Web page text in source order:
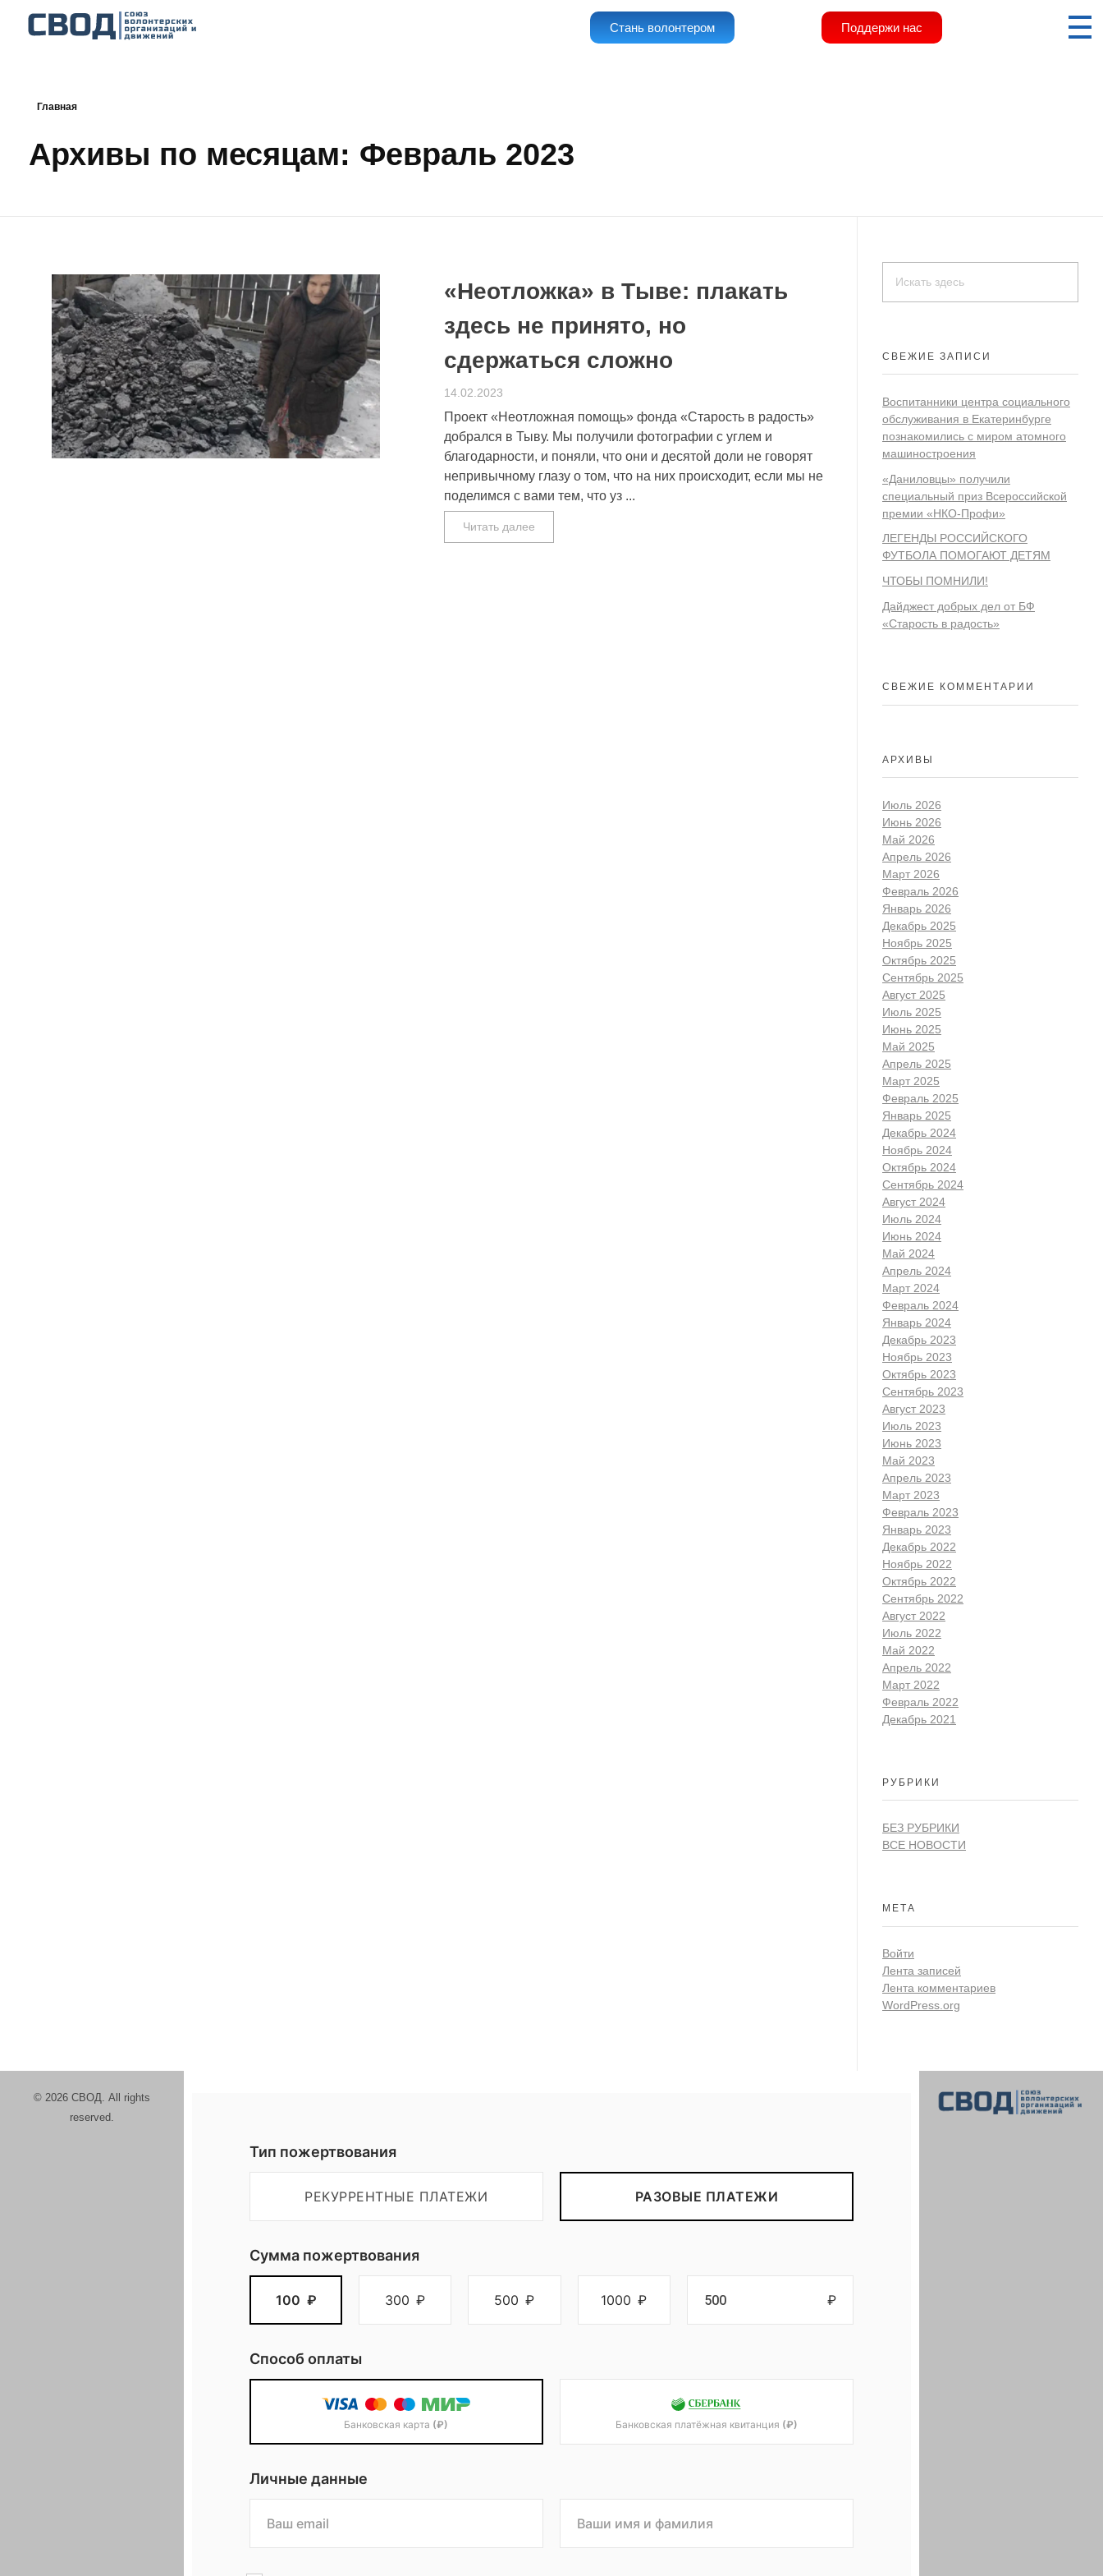
Стань волонтером Поддержи нас
Главная
Архивы по месяцам: Февраль 2023
«Неотложка» в Тыве: плакать
здесь не принято, но
сдержаться сложно
14.02.2023
Проект «Неотложная помощь» фонда «Старость в радость»
добрался в Тыву. Мы получили фотографии с углем и
благодарности, и поняли, что они и десятой доли не говорят
непривычному глазу о том, что на них происходит, если мы не
поделимся с вами тем, что уз ...
Читать далее
СВЕЖИЕ ЗАПИСИ
Воспитанники центра социального
обслуживания в Екатеринбурге
познакомились с миром атомного
машиностроения
«Даниловцы» получили
специальный приз Всероссийской
премии «НКО-Профи»
ЛЕГЕНДЫ РОССИЙСКОГО
ФУТБОЛА ПОМОГАЮТ ДЕТЯМ
ЧТОБЫ ПОМНИЛИ!
Дайджест добрых дел от БФ
«Старость в радость»
СВЕЖИЕ КОММЕНТАРИИ
АРХИВЫ
Июль 2026
Июнь 2026
Май 2026
Апрель 2026
Март 2026
Февраль 2026
Январь 2026
Декабрь 2025
Ноябрь 2025
Октябрь 2025
Сентябрь 2025
Август 2025
Июль 2025
Июнь 2025
Май 2025
Апрель 2025
Март 2025
Февраль 2025
Январь 2025
Декабрь 2024
Ноябрь 2024
Октябрь 2024
Сентябрь 2024
Август 2024
Июль 2024
Июнь 2024
Май 2024
Апрель 2024
Март 2024
Февраль 2024
Январь 2024
Декабрь 2023
Ноябрь 2023
Октябрь 2023
Сентябрь 2023
Август 2023
Июль 2023
Июнь 2023
Май 2023
Апрель 2023
Март 2023
Февраль 2023
Январь 2023
Декабрь 2022
Ноябрь 2022
Октябрь 2022
Сентябрь 2022
Август 2022
Июль 2022
Май 2022
Апрель 2022
Март 2022
Февраль 2022
Декабрь 2021
РУБРИКИ
БЕЗ РУБРИКИ
ВСЕ НОВОСТИ
МЕТА
Войти
Лента записей
Лента комментариев
WordPress.org
© 2026 СВОД. All rights
reserved.
Тип пожертвования
РЕКУРРЕНТНЫЕ ПЛАТЕЖИ РАЗОВЫЕ ПЛАТЕЖИ
Сумма пожертвования
100 ₽ 300 ₽ 500 ₽ 1000 ₽ ₽
Способ оплаты
Банковская карта (₽) Банковская платёжная квитанция (₽)
Личные данные